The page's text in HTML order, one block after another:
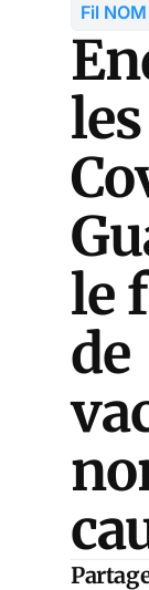
Fil NOM
le
de